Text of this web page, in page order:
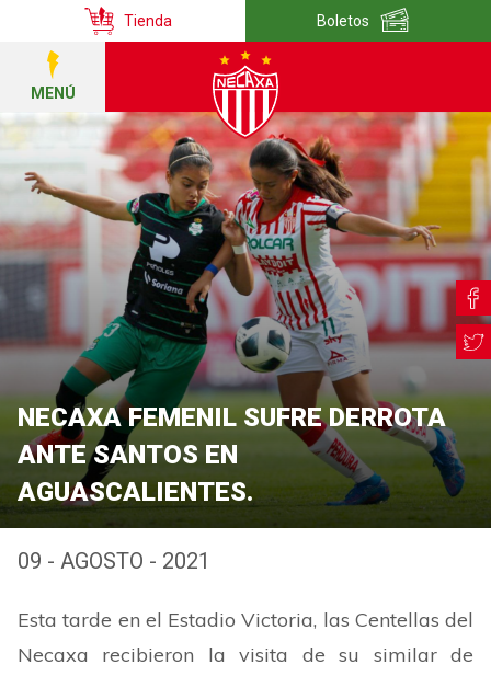
Tienda Boletos
MENÚ
NECAXA FEMENIL SUFRE DERROTA
ANTE SANTOS EN
AGUASCALIENTES.
09 - AGOSTO - 2021
Esta tarde en el Estadio Victoria, las Centellas del
Necaxa recibieron la visita de su similar de